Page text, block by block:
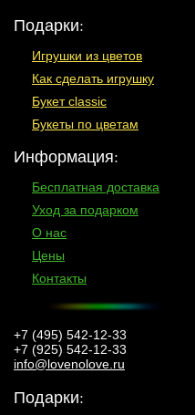
Подарки:
Игрушки из цветов
Как сделать игрушку
Букет classic
Букеты по цветам
Информация:
Бесплатная доставка
Уход за подарком
О нас
Цены
Контакты
+7 (495) 542-12-33
+7 (925) 542-12-33
info@lovenolove.ru
Подарки: